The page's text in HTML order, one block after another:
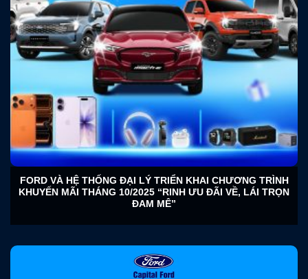
FORD VÀ HỆ THỐNG ĐẠI LÝ TRIỂN KHAI CHƯƠNG TRÌNH
KHUYẾN MÃI THÁNG 10/2025 “RINH ƯU ĐÃI VỀ, LÁI TRỌN
ĐAM MÊ”